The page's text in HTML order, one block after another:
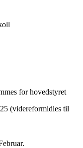
for hovedstyret
(videreformidles til